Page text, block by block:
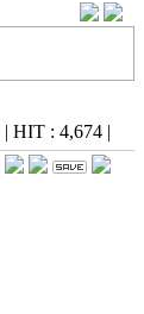
| HIT : 4,674 |